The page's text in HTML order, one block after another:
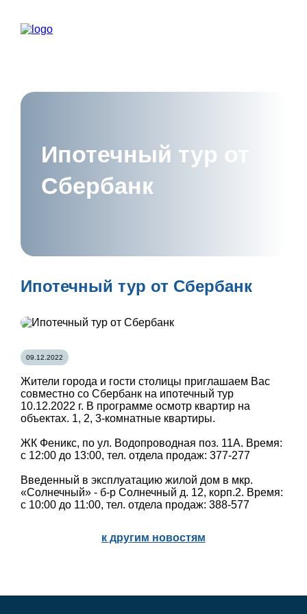
Ипотечный тур от
Сбербанк
Ипотечный тур от Сбербанк
09.12.2022
Жители города и гости столицы приглашаем Вас
совместно со Сбербанк на ипотечный тур
10.12.2022 г. В программе осмотр квартир на
объектах. 1, 2, 3-комнатные квартиры.
ЖК Феникс, по ул. Водопроводная поз. 11А. Время:
с 12:00 до 13:00, тел. отдела продаж: 377-277
Введенный в эксплуатацию жилой дом в мкр.
«Солнечный» - б-р Солнечный д. 12, корп.2. Время:
с 10:00 до 11:00, тел. отдела продаж: 388-577
к другим новостям